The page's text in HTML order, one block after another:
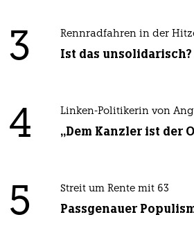
3 Rennradfahren in der
Ist das unsolidarisch?
4 Linken-Politikerin von
„Dem Kanzler ist der
5 Streit um Rente mit 63
Passgenauer